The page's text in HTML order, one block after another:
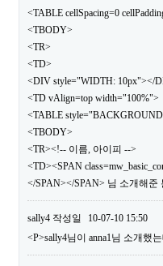
<TABLE cellSpacing=0
<TBODY>
<TR>
<TD>
<DIV style="WIDTH: 10px"></
<TD vAlign=top width="100%">
<TABLE style="BACKGROUND:
<TBODY>
<TR><!-- 이름, 아이피 -->
<TD><SPAN
</SPAN></SPAN> 님 소개해
sally4 작성일
10-07-10 15:50
<P>sally4님이 anna1님 소개했